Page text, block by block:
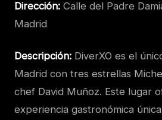
Dirección: Calle del Padre
Madrid
Descripción: DiverXO es el
Madrid con tres estrellas
chef David Muñoz. Este lugar
experiencia gastronómica